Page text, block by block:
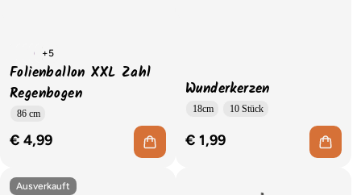
+5
Folienballon XXL Zahl
Regenbogen
86 cm
€ 4,99
Wunderkerzen
18cm 10 Stück
€ 1,99
Ausverkauft